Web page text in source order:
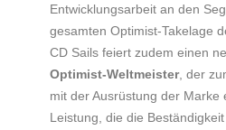
Entwicklungsarbeit an den
gesamten Optimist-Takelage
CD Sails feiert zudem einen
Optimist-Weltmeister, der
mit der Ausrüstung der Marke
Leistung, die die